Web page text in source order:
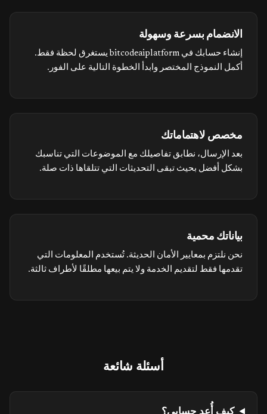
الانضمام بسرعة وسهولة
إنشاء حسابك في bitcodeaiplatform يستغرق لحظة فقط.
أكمل النموذج المختصر وابدأ الخطوة التالية على الفور.
مخصص لاهتماماتك
بعد الإرسال، نطابق تفاصيلك مع الموضوعات التي تناسبك
بشكل أفضل بحيث تبقى التحديثات التي تتلقاها ذات صلة.
بياناتك محمية
نحن نلتزم بمعايير الأمان الحديثة. تُستخدم المعلومات التي
تقدمها فقط لتقديم الخدمة ولا يتم بيعها مطلقًا لأطراف ثالثة.
أسئلة شائعة